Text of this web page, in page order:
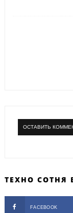
ОСТАВИТЬ
ТЕХНО СОТНЯ
FACEBOOK